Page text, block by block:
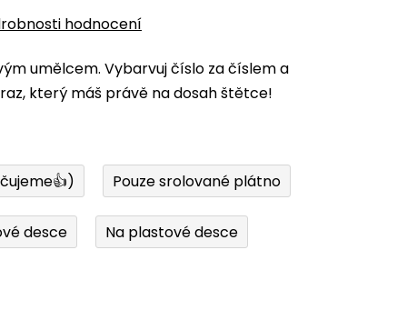
hodnocení
umělcem. Vybarvuj číslo za číslem a
který máš právě na dosah štětce!
Pouze srolované plátno
desce Na plastové desce